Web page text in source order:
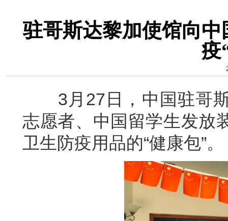
驻哥斯达黎加使馆向
疫
3月27日，中国驻哥斯
志愿者、中国留学生发放
卫生防疫用品的“健康包”。